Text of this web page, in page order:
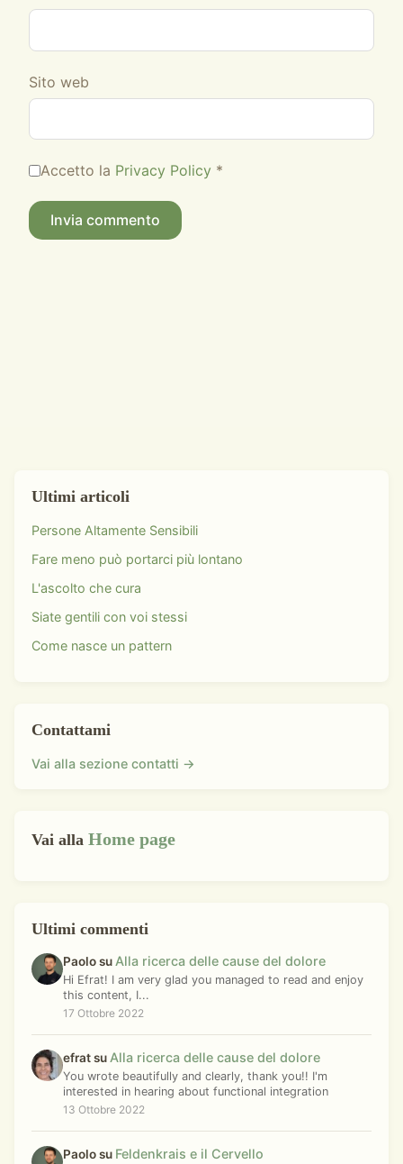
Sito web
Accetto la Privacy Policy *
Ultimi articoli
Persone Altamente Sensibili
Fare meno può portarci più lontano
L'ascolto che cura
Siate gentili con voi stessi
Come nasce un pattern
Contattami
Vai alla sezione contatti →
Vai allaHome page
Ultimi commenti
Paolo su Alla ricerca delle cause del dolore
Hi Efrat! I am very glad you managed to read and enjoy
this content, I...
17 Ottobre 2022
efrat su Alla ricerca delle cause del dolore
You wrote beautifully and clearly, thank you!! I'm
interested in hearing about functional integration
13 Ottobre 2022
Paolo su Feldenkrais e il Cervello